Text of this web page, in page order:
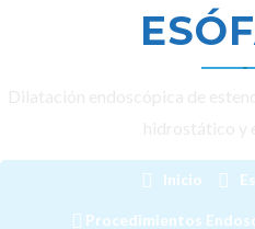
Inicio
Procedimientos